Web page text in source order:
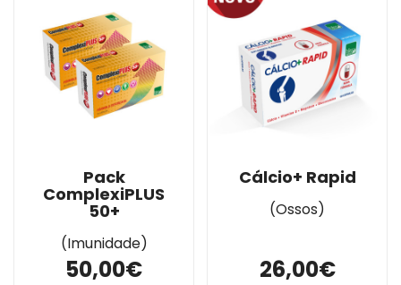
Pack
ComplexiPLUS
50+
(Imunidade)
50,00€
Cálcio+ Rapid
(Ossos)
26,00€